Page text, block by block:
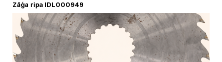
Zāģa ripa IDL000949